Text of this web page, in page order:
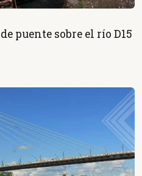
puente sobre el río D15